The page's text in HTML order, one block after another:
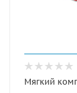
Мягкий